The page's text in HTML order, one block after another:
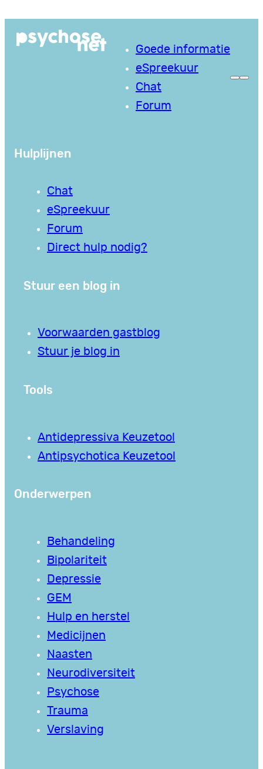
naar
Goede informatie
eSpreekuur
Chat
Forum
Hulplijnen
Chat
eSpreekuur
Forum
Direct hulp nodig?
Stuur een blog in
Voorwaarden gastblog
Stuur je blog in
Tools
Antidepressiva Keuzetool
Antipsychotica Keuzetool
Onderwerpen
Behandeling
Bipolariteit
Depressie
GEM
Hulp en herstel
Medicijnen
Naasten
Neurodiversiteit
Psychose
Trauma
Verslaving